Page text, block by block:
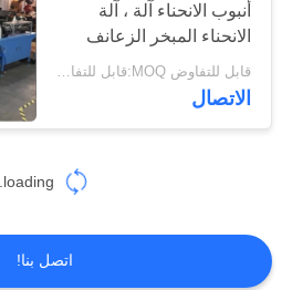
أنبوب الانحناء آلة ، آلة
الانحناء المبخر الزعانف
قابل للتفاوض MOQ:قابل للتفاوض
الاتصال
loading...
اتصل بنا!